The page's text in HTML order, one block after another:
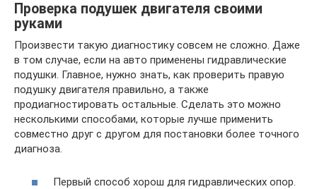
Проверка подушек двигателя своими
руками
Произвести такую диагностику совсем не сложно. Даже
в том случае, если на авто применены гидравлические
подушки. Главное, нужно знать, как проверить правую
подушку двигателя правильно, а также
продиагностировать остальные. Сделать это можно
несколькими способами, которые лучше применить
совместно друг с другом для постановки более точного
диагноза.
Первый способ хорош для гидравлических опор.